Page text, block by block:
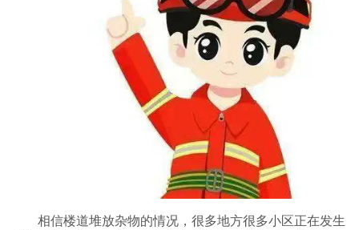
相信楼道堆放杂物的情况，很多地方很多小区正在发生